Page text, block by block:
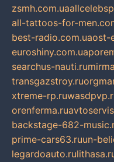
zsmh.com.ua
all-tattoos-for-
best-radio.com.uaost-
euroshiny.com.ua
searchus-nauti.ru
transgazstroy.ru
xtreme-rp.ru
orenferma.ru
backstage-682-
prime-cars63.ruun-
legardoauto.ru